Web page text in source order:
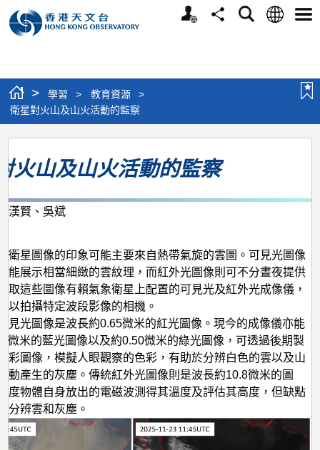
個
分
搜
語
選
> 學習 > 教育資源
>
衛星對火山及山火活動的監察
衛
星
火
及
山
火
活
動
的
監
察
火山及山火活動的監察
漢賢、吳斌
衛星圖像的印象可能主要來自熱帶氣旋的雲圖。可見光圖像
能展示相當細緻的雲紋理，而紅外光圖像則可不分晝夜提供
取這些圖像有賴氣象衛星上配置的可見光及紅外光成像儀，
以拍攝特定波段影像的相機。
見光圖像是波長約0.65微米的紅光圖像。現今的成像儀亦能
微米的藍光圖像以及約0.50微米的綠光圖像，可透過後期製
彩圖像，模擬人眼觀察的色彩，有助於分辨白色的雲以及山
動產生的灰塵。傳統紅外光圖像則是波長約10.8微米的圖
度物體自身放出的電磁波測得其溫度及評估其高度，但缺點
分辨雲和灰塵。